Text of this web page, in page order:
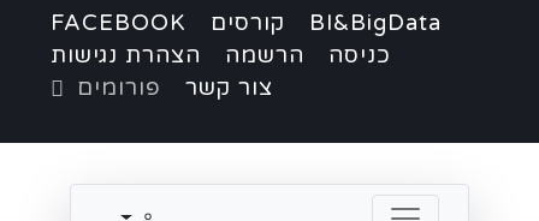
BI&BigData קורסים
FACEBOOK
כניסה
הרשמה
הצהרת נגישות
צור קשר
פורומים